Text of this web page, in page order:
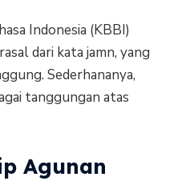
Indonesia (KBBI)
dari kata jamn, yang
Sederhananya,
tanggungan atas
Agunan